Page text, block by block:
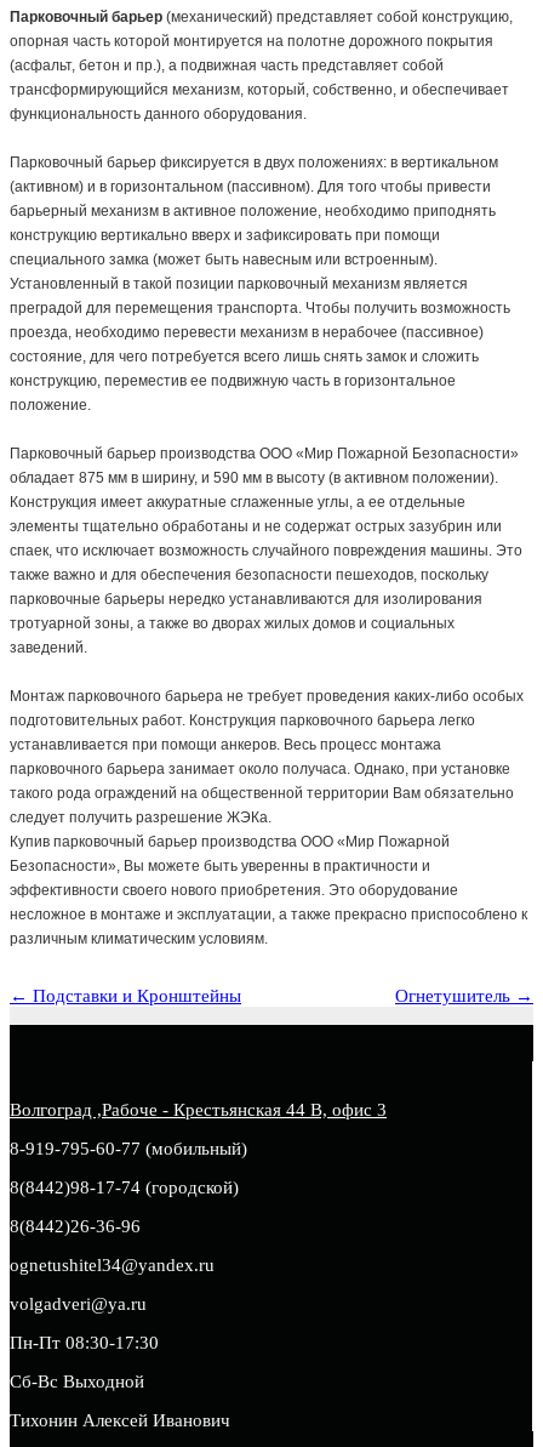
Парковочный барьер (механический) представляет собой конструкцию,
опорная часть которой монтируется на полотне дорожного покрытия
(асфальт, бетон и пр.), а подвижная часть представляет собой
трансформирующийся механизм, который, собственно, и обеспечивает
функциональность данного оборудования.
Парковочный барьер фиксируется в двух положениях: в вертикальном
(активном) и в горизонтальном (пассивном). Для того чтобы привести
барьерный механизм в активное положение, необходимо приподнять
конструкцию вертикально вверх и зафиксировать при помощи
специального замка (может быть навесным или встроенным).
Установленный в такой позиции парковочный механизм является
преградой для перемещения транспорта. Чтобы получить возможность
проезда, необходимо перевести механизм в нерабочее (пассивное)
состояние, для чего потребуется всего лишь снять замок и сложить
конструкцию, переместив ее подвижную часть в горизонтальное
положение.
Парковочный барьер производства OOO «Мир Пожарной Безопасности»
обладает 875 мм в ширину, и 590 мм в высоту (в активном положении).
Конструкция имеет аккуратные сглаженные углы, а ее отдельные
элементы тщательно обработаны и не содержат острых зазубрин или
спаек, что исключает возможность случайного повреждения машины. Это
также важно и для обеспечения безопасности пешеходов, поскольку
парковочные барьеры нередко устанавливаются для изолирования
тротуарной зоны, а также во дворах жилых домов и социальных
заведений.
Монтаж парковочного барьера не требует проведения каких-либо особых
подготовительных работ. Конструкция парковочного барьера легко
устанавливается при помощи анкеров. Весь процесс монтажа
парковочного барьера занимает около получаса. Однако, при установке
такого рода ограждений на общественной территории Вам обязательно
следует получить разрешение ЖЭКа.
Купив парковочный барьер производства OOO «Мир Пожарной
Безопасности», Вы можете быть уверенны в практичности и
эффективности своего нового приобретения. Это оборудование
несложное в монтаже и эксплуатации, а также прекрасно приспособлено к
различным климатическим условиям.
← Подставки и Кронштейны Огнетушитель →
Волгоград ,Рабоче - Крестьянская 44 В, офис 3
8-919-795-60-77 (мобильный)
8(8442)98-17-74 (городской)
8(8442)26-36-96
ognetushitel34@yandex.ru
volgadveri@ya.ru
Пн-Пт 08:30-17:30
Сб-Вс Выходной
Тихонин Алексей Иванович